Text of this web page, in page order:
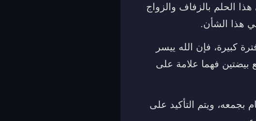
الحلم بالزفاف والزواج
هذا الشأن.
كبيرة، فإن الله ييسر
فهما علامة على
ويتم التأكيد على